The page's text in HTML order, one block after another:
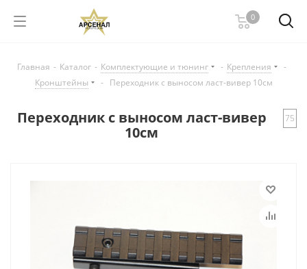
0
Главная - Каталог - Комплектующие и тюнинг - Крепления
-
Кронштейны
- Переходник с выносом ласт-вивер 10см
Переходник с выносом ласт-вивер
10см
75